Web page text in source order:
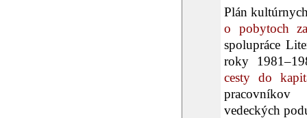
Plán
o pobytoch
spolupráce
roky
cesty do
pracovníkov
vedeckých